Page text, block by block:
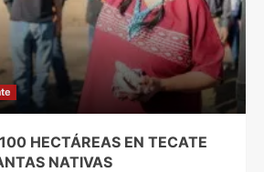
HECTÁREAS EN TECATE
NATIVAS